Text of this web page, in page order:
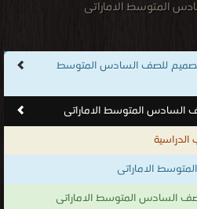
المتوسط الاماراتى
للصف السادس المتوسط
المتوسط الاماراتى
الدراسية
الاماراتى
السادس المتوسط الاماراتى